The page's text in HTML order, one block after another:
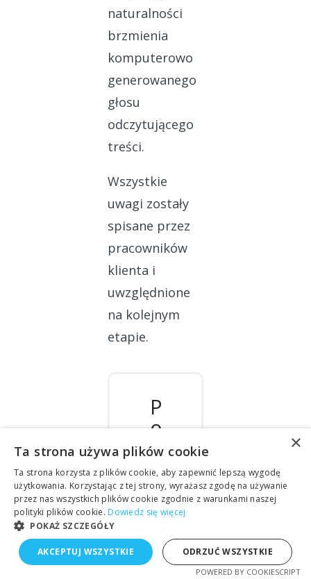
naturalności
brzmienia
komputerowo
generowanego
głosu
odczytującego
treści.
Wszystkie
uwagi zostały
spisane przez
pracowników
klienta i
uwzględnione
na kolejnym
etapie.
P
o
bi
e
rz
n
s
×
Ta strona używa plików cookie
Ta strona korzysta z plików cookie, aby zapewnić lepszą wygodę
użytkowania. Korzystając z tej strony, wyrażasz zgodę na używanie
przez nas wszystkich plików cookie zgodnie z warunkami naszej
polityki plików cookie. Dowiedz się więcej
POKAŻ SZCZEGÓŁY
AKCEPTUJ WSZYSTKIE ODRZUĆ WSZYSTKIE
POWERED BY COOKIESCRIPT